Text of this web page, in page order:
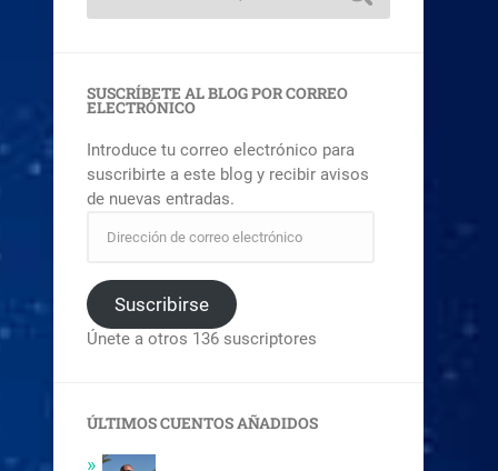
SUSCRÍBETE AL BLOG POR CORREO
ELECTRÓNICO
Introduce tu correo electrónico para
suscribirte a este blog y recibir avisos
de nuevas entradas.
Suscribirse
Únete a otros 136 suscriptores
ÚLTIMOS CUENTOS AÑADIDOS